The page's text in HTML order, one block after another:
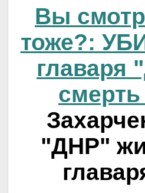
Вы
тоже?:
главаря
смерть
"ДНР"